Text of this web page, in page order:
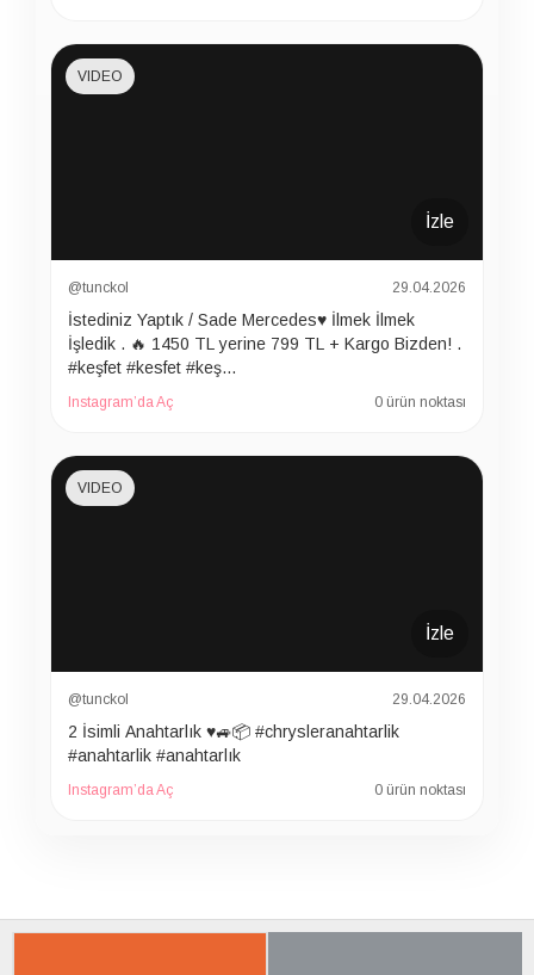
İzle
VIDEO
@tunckol 29.04.2026
İstediniz Yaptık / Sade Mercedes♥️ İlmek İlmek
İşledik . 🔥 1450 TL yerine 799 TL + Kargo Bizden! .
#keşfet #kesfet #keş…
Instagram’da Aç 0 ürün noktası
İzle
VIDEO
@tunckol 29.04.2026
2 İsimli Anahtarlık ♥️🚙📦 #chrysleranahtarlik
#anahtarlik #anahtarlık
Instagram’da Aç 0 ürün noktası